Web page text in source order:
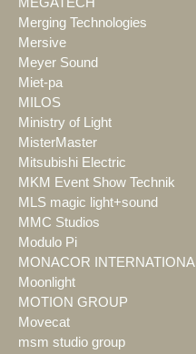
Merging Technologies
Mersive
Meyer Sound
Miet-pa
MILOS
Ministry of Light
MisterMaster
Mitsubishi Electric
MKM Event Show Technik
MLS magic light+sound
MMC Studios
Modulo Pi
MONACOR INTERNATIONAL
Moonlight
MOTION GROUP
Movecat
msm studio group